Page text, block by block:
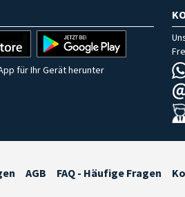
für Ihr Gerät herunter
AGB FAQ - Häufige Fragen